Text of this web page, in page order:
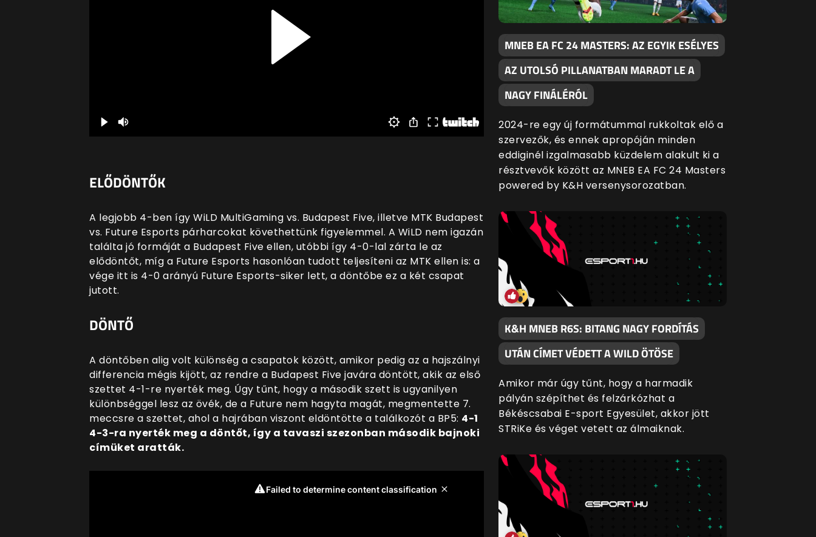
ELŐDÖNTŐK
A legjobb 4-ben így WiLD MultiGaming vs. Budapest Five, illetve MTK Budapest
vs. Future Esports párharcokat követhettünk figyelemmel. A WiLD nem igazán
találta jó formáját a Budapest Five ellen, utóbbi így 4-0-lal zárta le az
elődöntőt, míg a Future Esports hasonlóan tudott teljesíteni az MTK ellen is: a
vége itt is 4-0 arányú Future Esports-siker lett, a döntőbe ez a két csapat
jutott.
DÖNTŐ
A döntőben alig volt különség a csapatok között, amikor pedig az a hajszálnyi
differencia mégis kijött, az rendre a Budapest Five javára döntött, akik az első
szettet 4-1-re nyerték meg. Úgy tűnt, hogy a második szett is ugyanilyen
különbséggel lesz az övék, de a Future nem hagyta magát, megmentette 7.
meccsre a szettet, ahol a hajrában viszont eldöntötte a találkozót a BP5: 4-1
4-3-ra nyerték meg a döntőt, így a tavaszi szezonban második bajnoki
címüket aratták.
MNEB EA FC 24 MASTERS: AZ EGYIK ESÉLYES
AZ UTOLSÓ PILLANATBAN MARADT LE A
NAGY FINÁLÉRÓL
2024-re egy új formátummal rukkoltak elő a
szervezők, és ennek apropóján minden
eddiginél izgalmasabb küzdelem alakult ki a
résztvevők között az MNEB EA FC 24 Masters
powered by K&H versenysorozatban.
K&H MNEB R6S: BITANG NAGY FORDÍTÁS
UTÁN CÍMET VÉDETT A WILD ÖTÖSE
Amikor már úgy tűnt, hogy a harmadik
pályán szépíthet és felzárkózhat a
Békéscsabai E-sport Egyesület, akkor jött
STRiKe és véget vetett az álmaiknak.